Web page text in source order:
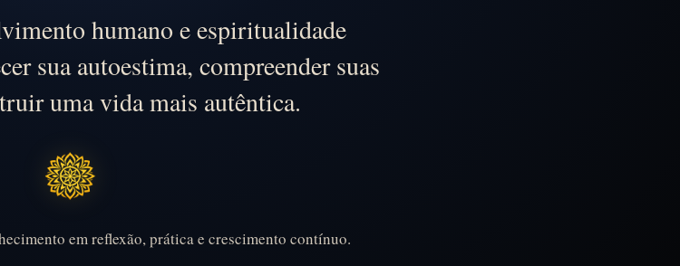
humano e espiritualidade
sua autoestima, compreender suas
uma vida mais autêntica.
em reflexão, prática e crescimento contínuo.